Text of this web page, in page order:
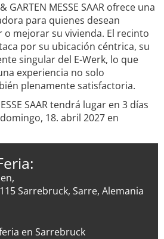
GARTEN MESSE SAAR ofrece una
para quienes desean
mejorar su vivienda. El recinto
por su ubicación céntrica, su
singular del E-Werk, lo que
experiencia no solo
plenamente satisfactoria.
SAAR tendrá lugar en 3 días
18. abril 2027 en
Sarrebruck, Sarre, Alemania
en Sarrebruck